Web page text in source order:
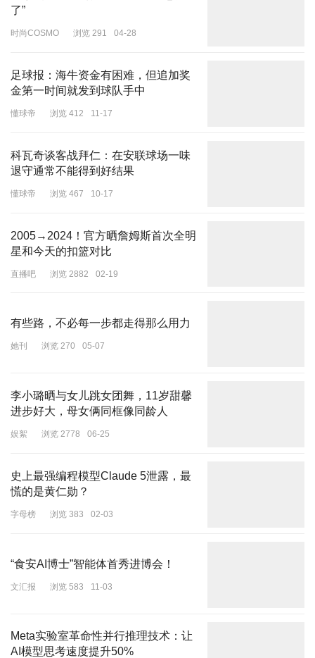
了”
时尚COSMO 浏览 291 04-28
足球报：海牛资金有困难，但追加奖
金第一时间就发到球队手中
懂球帝 浏览 412 11-17
科瓦奇谈客战拜仁：在安联球场一味
退守通常不能得到好结果
懂球帝 浏览 467 10-17
2005→2024！官方晒詹姆斯首次全明
星和今天的扣篮对比
直播吧 浏览 2882 02-19
有些路，不必每一步都走得那么用力
她刊 浏览 270 05-07
李小璐晒与女儿跳女团舞，11岁甜馨
进步好大，母女俩同框像同龄人
娱絮 浏览 2778 06-25
史上最强编程模型Claude 5泄露，最
慌的是黄仁勋？
字母榜 浏览 383 02-03
“食安AI博士”智能体首秀进博会！
文汇报 浏览 583 11-03
Meta实验室革命性并行推理技术：让
AI模型思考速度提升50%